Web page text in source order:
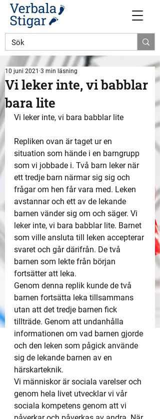
Vi leker inte, vi babblar
bara lite
10 juni 2021 3 min läsning
Vi leker inte, vi bara babblar lite
Repliken ovan är taget ur en
situation som hände i en barngrupp
som vi jobbade i. Två barn leker när
ett tredje barn närmar sig sig och
frågar om hen får vara med. Leken
avstannar och ett av de lekande
barnen vänder sig om och säger. Vi
leker inte, vi bara babblar lite. Barnet
som ville ansluta till leken accepterar
svaret och går därifrån. De två
barnen som lekte från början
fortsätter att leka.
Genom denna replik kunde de två
barnen fortsätta leka tillsammans
utan att det tredje barnen fick
tillträde. Genom att undanhålla
informationen om vad barnen gjorde
och den leken som pågick använde
sig de lekande barnen av en
härskarteknik.
Vi människor är sociala varelser och
genom hela livet utvecklar vi vår
sociala kompetens genom att vi